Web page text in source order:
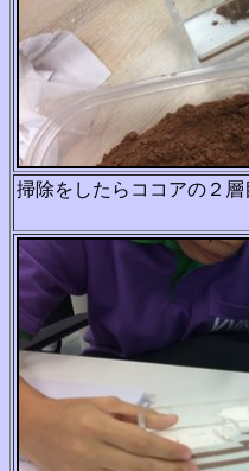
掃除をしたらココアの２層